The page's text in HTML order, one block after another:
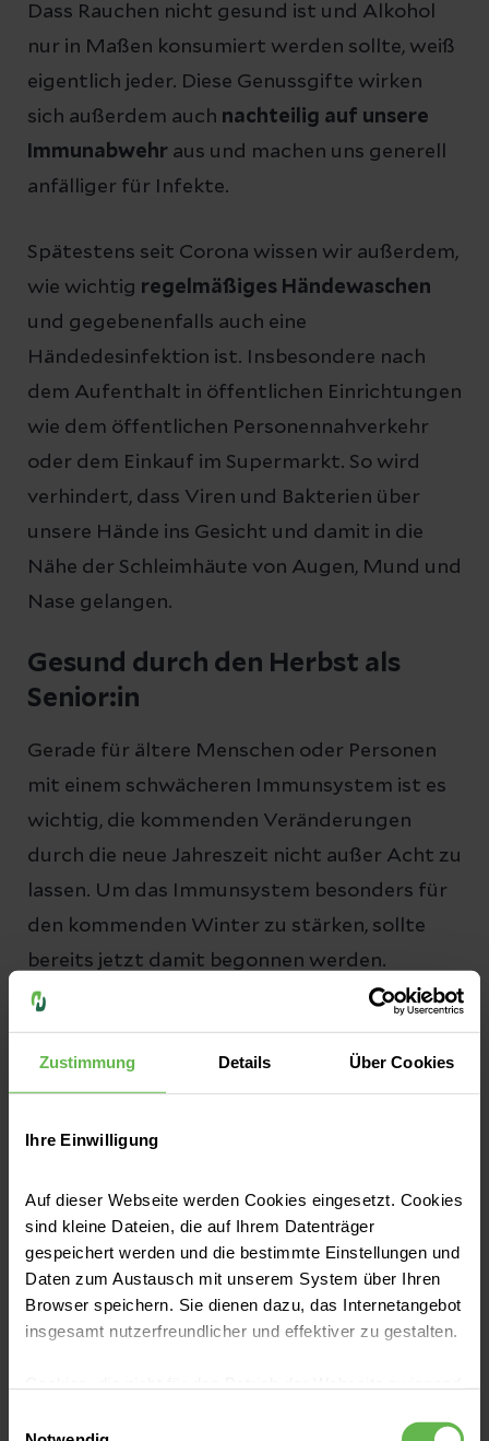
Zustimmung Details Über Cookies
Ihre Einwilligung
Auf dieser Webseite werden Cookies eingesetzt. Cookies
sind kleine Dateien, die auf Ihrem Datenträger
gespeichert werden und die bestimmte Einstellungen und
Daten zum Austausch mit unserem System über Ihren
Browser speichern. Sie dienen dazu, das Internetangebot
insgesamt nutzerfreundlicher und effektiver zu gestalten.
eingesetzt werden.
Dass Rauchen nicht gesund ist und Alkohol
nur in Maßen konsumiert werden sollte, weiß
eigentlich jeder. Diese Genussgifte wirken
sich außerdem auch nachteilig auf unsere
Immunabwehr aus und machen uns generell
anfälliger für Infekte.
Spätestens seit Corona wissen wir außerdem,
wie wichtig regelmäßiges Händewaschen
und gegebenenfalls auch eine
Händedesinfektion ist. Insbesondere nach
dem Aufenthalt in öffentlichen Einrichtungen
wie dem öffentlichen Personennahverkehr
oder dem Einkauf im Supermarkt. So wird
verhindert, dass Viren und Bakterien über
unsere Hände ins Gesicht und damit in die
Nähe der Schleimhäute von Augen, Mund und
Nase gelangen.
Gesund durch den Herbst als
Senior:in
Gerade für ältere Menschen oder Personen
mit einem schwächeren Immunsystem ist es
wichtig, die kommenden Veränderungen
durch die neue Jahreszeit nicht außer Acht zu
lassen. Um das Immunsystem besonders für
den kommenden Winter zu stärken, sollte
bereits jetzt damit begonnen werden.
5 Tipps für ältere Damen und
Herren
besseren Halt
Rutschsicheres Schuhwerk mit Profilist eine
wichtige Voraussetzung gegen Laub und
Nässe. Prüfen Sie, ob Ihre Schuhe noch
ausreichend Profil besitzen, ob Sie sich mit
Ihnen sicher fortbewegen können oder
Tipp 2: Tageslicht nutzen